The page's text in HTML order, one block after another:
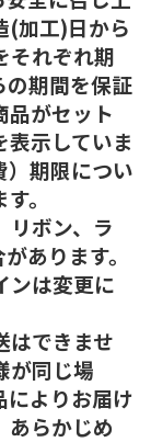
(加工)日から
それぞれ期
の期間を保証
品がセット
示していま
）期限につい
。
ボン、ラ
あります。
ンは変更に
はできませ
が同じ場
によりお届け
あらかじめ